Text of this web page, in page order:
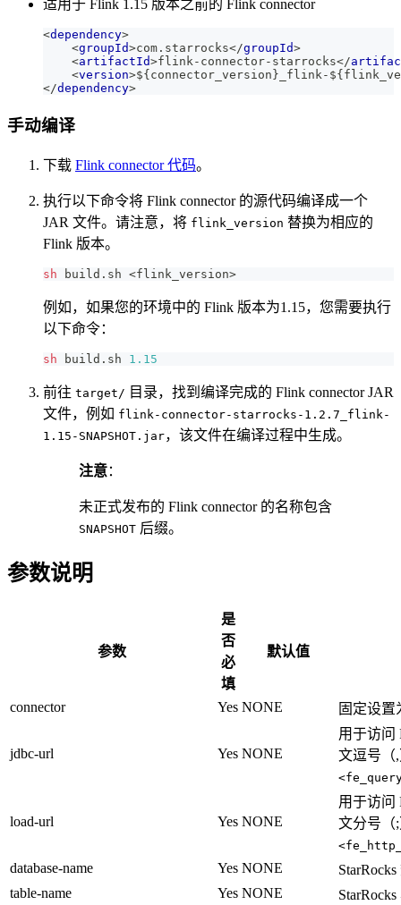
适用于 Flink 1.15 版本之前的 Flink connector
<dependency>
<groupId>com.starrocks</groupId>
<artifactId>flink-connector-starrocks</
<version>${connector_version}_flink-
</dependency>
手动编译
下载 Flink connector 代码。
执行以下命令将 Flink connector 的源代码编译成一个
JAR 文件。请注意，将 flink_version 替换为相应的
Flink 版本。
sh build.sh <flink_version>
例如，如果您的环境中的 Flink 版本为1.15，您需要执行
以下命令：
sh build.sh 1.15
前往 target/ 目录，找到编译完成的 Flink connector JAR
文件，例如 flink-connector-starrocks-1.2.7_flink-
1.15-SNAPSHOT.jar，该文件在编译过程中生成。
注意：
未正式发布的 Flink connector 的名称包含
SNAPSHOT 后缀。
参数说明
参数
是
否
必
填
默认值
connector Yes NONE 固定设
jdbc-url Yes NONE
用于访问
文逗号（
load-url Yes NONE
用于访问
文分号（
database-name Yes NONE
table-name
Yes NONE